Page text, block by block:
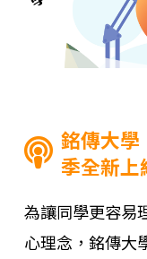
銘傳大
季全新上
為讓同學更容易
心理念，銘傳大